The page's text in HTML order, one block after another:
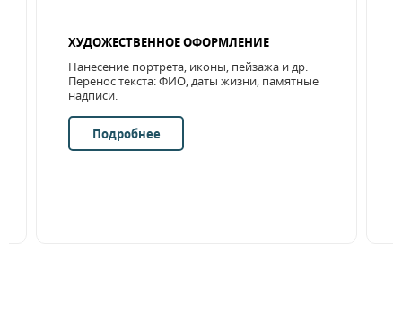
ХУДОЖЕСТВЕННОЕ ОФОРМЛЕНИЕ
Нанесение портрета, иконы, пейзажа и др.
Перенос текста: ФИО, даты жизни, памятные
надписи.
Подробнее